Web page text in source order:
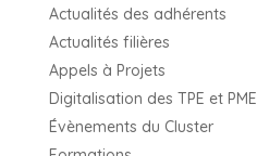
Actualités des adhérents
Actualités filières
Appels à Projets
Digitalisation des TPE et PME
Évènements du Cluster